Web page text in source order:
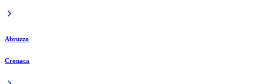
Abruzzo
Cronaca